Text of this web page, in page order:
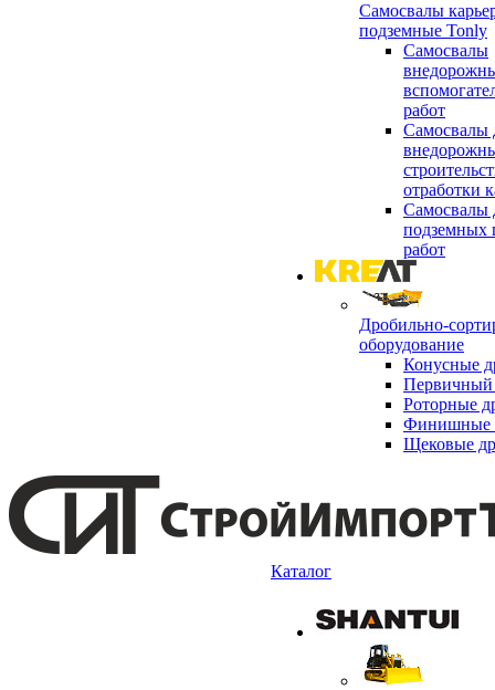
Самосвалы
подземные Tonly
Самосвалы
работ
Самосвалы
отработки
Самосвалы
подземных
работ
Дробильно-
оборудование
Конусные
Первичный
Роторные
Финишные
Щековые
Каталог